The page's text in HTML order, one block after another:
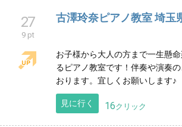
愛知県岡崎市にある新しいピア
付中。新規の生徒さんを募集中で
ませんか？
愛知県